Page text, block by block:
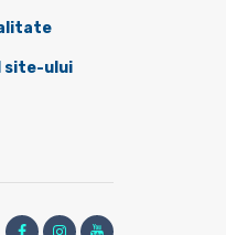
site-ului